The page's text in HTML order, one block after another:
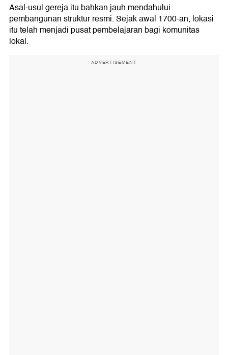
Asal-usul gereja itu bahkan jauh mendahului
pembangunan struktur resmi. Sejak awal 1700-an, lokasi
itu telah menjadi pusat pembelajaran bagi komunitas
lokal.
ADVERTISEMENT